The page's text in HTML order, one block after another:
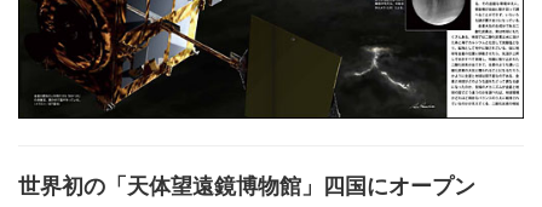
世界初の「天体望遠鏡博物館」四国にオープン